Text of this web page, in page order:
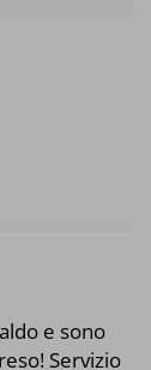
e sono
Servizio